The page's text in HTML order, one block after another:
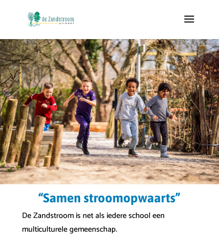
“Samen stroomopwaarts”
De Zandstroom is net als iedere school een
multiculturele gemeenschap.